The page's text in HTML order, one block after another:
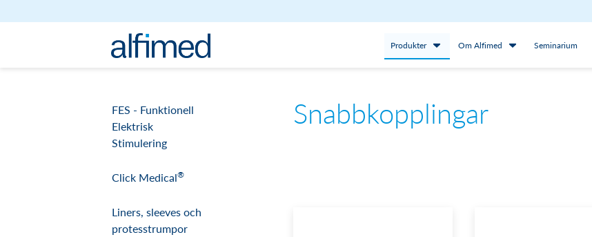
Hoppa till innehåll
Produkter Om Alfimed Seminarium
FES - Funktionell
Elektrisk
Stimulering
Click Medical®
Liners, sleeves och
protesstrumpor
Snabbkopplingar